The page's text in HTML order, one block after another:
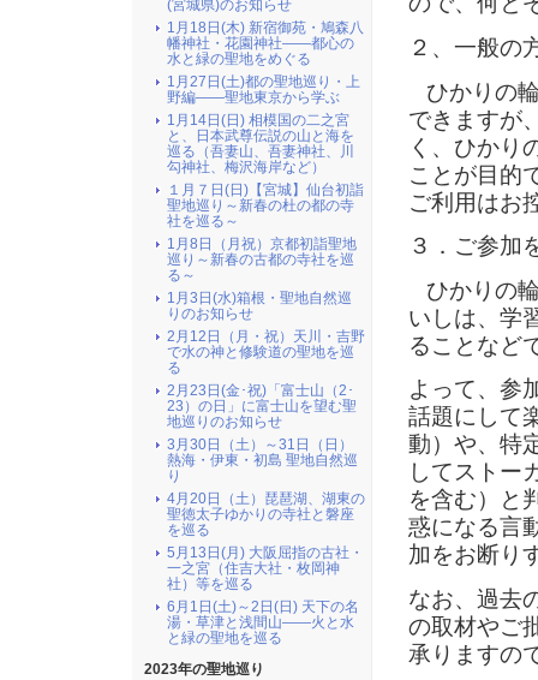
２、一般の
ひかりの
できますが
く、ひかり
ことが目的
ご利用はお
３．ご参加
ひかりの
いしは、学
ることなど
よって、参
話題にして
動）や、特
してストー
を含む）と
惑になる言
加をお断り
なお、過去
の取材やご
承りますの
(宮城県)のお知らせ
1月18日(木) 新宿御苑・鳩森八
幡神社・花園神社――都心の
水と緑の聖地をめぐる
1月27日(土)都の聖地巡り・上
野編――聖地東京から学ぶ
1月14日(日) 相模国の二之宮
と、日本武尊伝説の山と海を
巡る（吾妻山、吾妻神社、川
勾神社、梅沢海岸など）
１月７日(日)【宮城】仙台初詣
聖地巡り～新春の杜の都の寺
社を巡る～
1月8日（月祝）京都初詣聖地
巡り～新春の古都の寺社を巡
る～
1月3日(水)箱根・聖地自然巡
りのお知らせ
2月12日（月・祝）天川・吉野
で水の神と修験道の聖地を巡
る
2月23日(金･祝)「富士山（2･
23）の日」に富士山を望む聖
地巡りのお知らせ
3月30日（土）～31日（日）
熱海・伊東・初島 聖地自然巡
り
4月20日（土）琵琶湖、湖東の
聖徳太子ゆかりの寺社と磐座
を巡る
5月13日(月) 大阪屈指の古社・
一之宮（住吉大社・枚岡神
社）等を巡る
6月1日(土)～2日(日) 天下の名
湯・草津と浅間山――火と水
と緑の聖地を巡る
2023年の聖地巡り